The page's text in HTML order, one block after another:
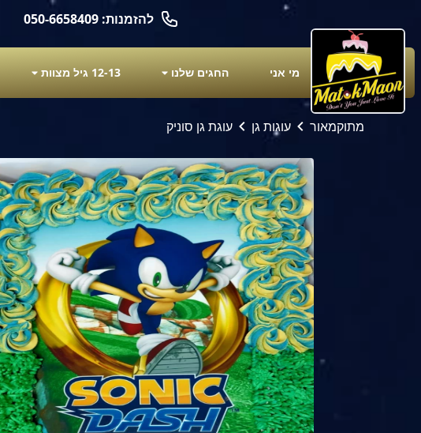
להזמנות: 050-6658409
מי אני החגים שלנו 12-13 גיל מצוות
מתוקמאור עוגות גן עוגת גן סוניק